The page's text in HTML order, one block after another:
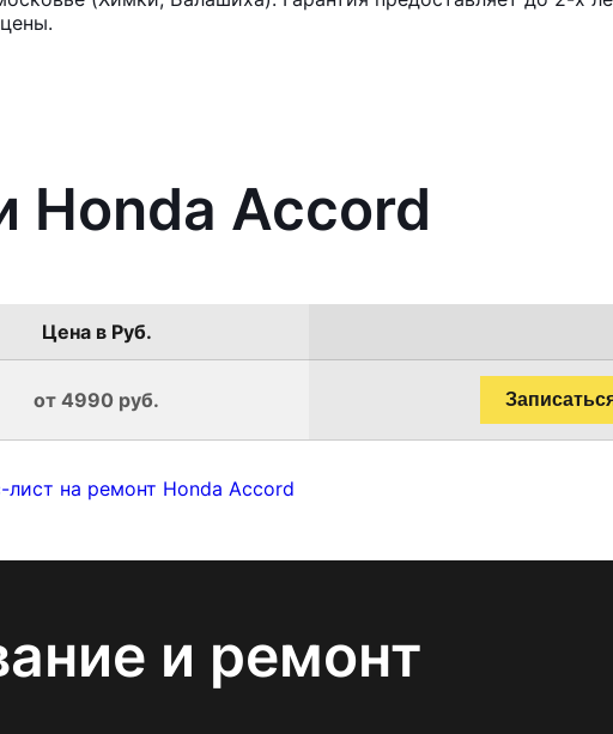
Honda Accord
Цена в Руб.
от 4990 руб.
лист на ремонт Honda Accord
и ремонт